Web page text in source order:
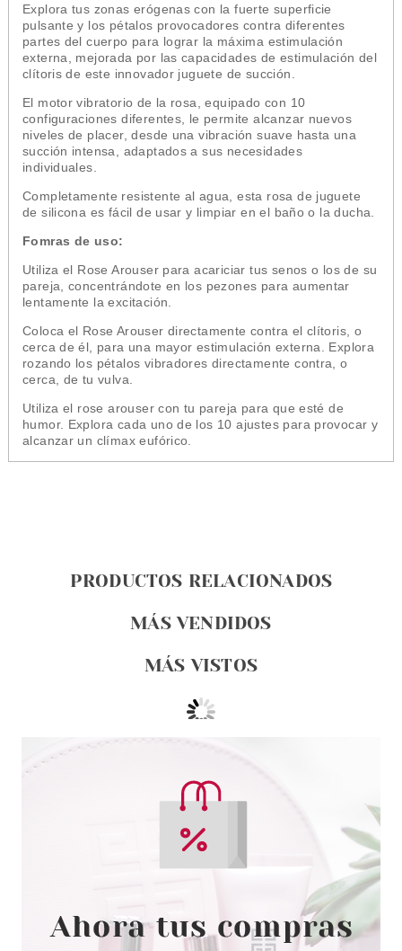
Explora tus zonas erógenas con la fuerte superficie
pulsante y los pétalos provocadores contra diferentes
partes del cuerpo para lograr la máxima estimulación
externa, mejorada por las capacidades de estimulación del
clítoris de este innovador juguete de succión.
El motor vibratorio de la rosa, equipado con 10
configuraciones diferentes, le permite alcanzar nuevos
niveles de placer, desde una vibración suave hasta una
succión intensa, adaptados a sus necesidades
individuales.
Completamente resistente al agua, esta rosa de juguete
de silicona es fácil de usar y limpiar en el baño o la ducha.
Fomras de uso:
Utiliza el Rose Arouser para acariciar tus senos o los de su
pareja, concentrándote en los pezones para aumentar
lentamente la excitación.
Coloca el Rose Arouser directamente contra el clítoris, o
cerca de él, para una mayor estimulación externa. Explora
rozando los pétalos vibradores directamente contra, o
cerca, de tu vulva.
Utiliza el rose arouser con tu pareja para que esté de
humor. Explora cada uno de los 10 ajustes para provocar y
alcanzar un clímax eufórico.
PRODUCTOS RELACIONADOS
MÁS VENDIDOS
MÁS VISTOS
PLUS ONE
PLUS ONE THUMPING